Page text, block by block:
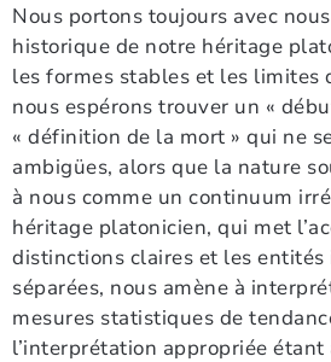
Nous portons toujours avec
historique de notre héritage
les formes stables et les limites
nous espérons trouver un «
« définition de la mort » qui ne
ambigües, alors que la nature
à nous comme un continuum
héritage platonicien, qui met
distinctions claires et les
séparées, nous amène à
mesures statistiques de
l’interprétation appropriée